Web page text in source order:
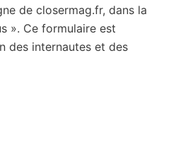
de closermag.fr, dans la
». Ce formulaire est
des internautes et des